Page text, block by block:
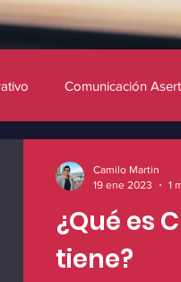
Comunicación
¿Qué es
tiene?
Camilo Martin
19 ene 2023
1